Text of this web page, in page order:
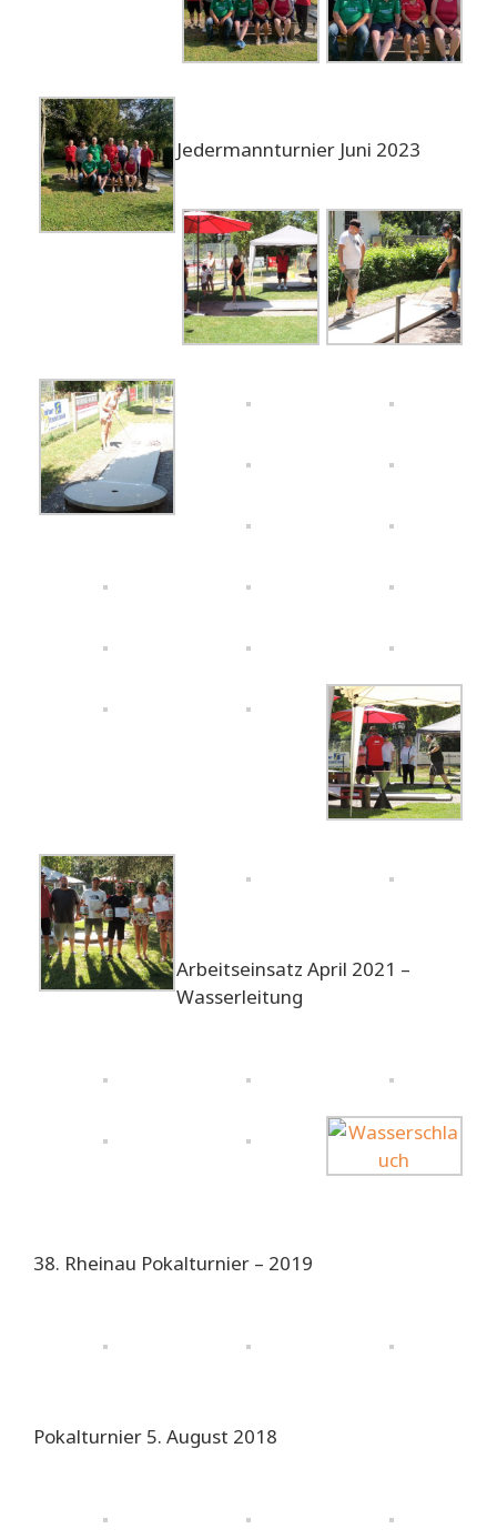
Jedermannturnier Juni 2023
Arbeitseinsatz April 2021 –
Wasserleitung
38. Rheinau Pokalturnier – 2019
Pokalturnier 5. August 2018